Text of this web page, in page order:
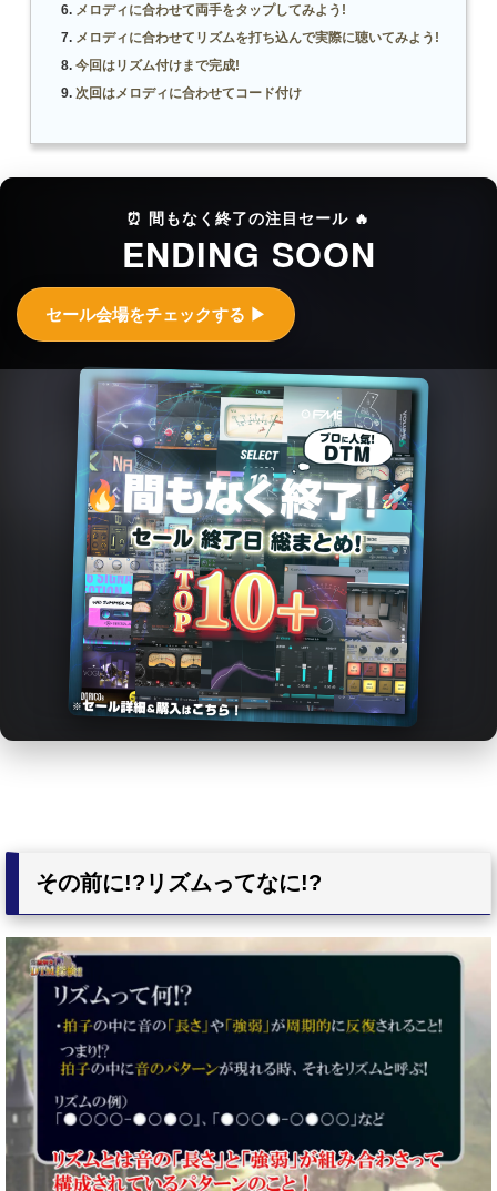
メロディに合わせて両手をタップしてみよう!
メロディに合わせてリズムを打ち込んで実際に聴いてみよう!
今回はリズム付けまで完成!
次回はメロディに合わせてコード付け
⏰ 間もなく終了の注目セール 🔥
ENDING SOON
セール会場をチェックする ▶︎
その前に!?リズムってなに!?